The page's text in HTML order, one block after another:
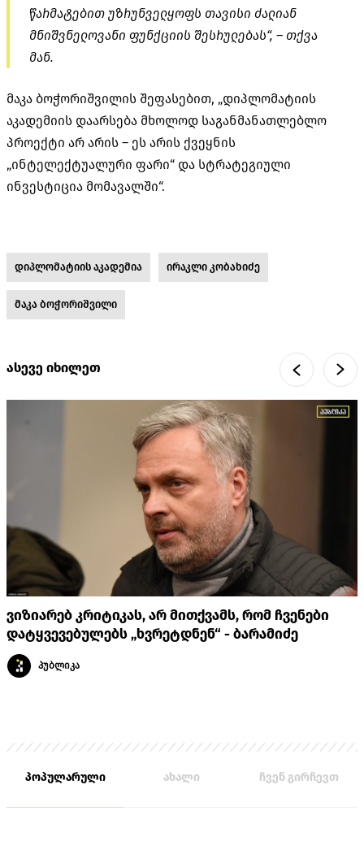
წარმატებით უზრუნველყოფს თავისი ძალიან
მნიშვნელოვანი ფუნქციის შესრულებას“, – თქვა
მან.
მაკა ბოჭორიშვილის შეფასებით, „დიპლომატიის
აკადემიის დაარსება მხოლოდ საგანმანათლებლო
პროექტი არ არის – ეს არის ქვეყნის
„ინტელექტუალური ფარი“ და სტრატეგიული
ინვესტიცია მომავალში“.
დიპლომატიის აკადემია ირაკლი კობახიძე
მაკა ბოჭორიშვილი
ასევე იხილეთ
ვიზიარებ კრიტიკას, არ მითქვამს, რომ ჩვენები
დატყვევებულებს „ხვრეტდნენ“ - ბარამიძე
პუბლიკა
პოპულარული ახალი ჩვენ გირჩევთ